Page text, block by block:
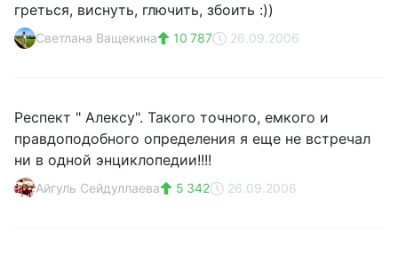
греться, виснуть, глючить, збоить :))
Светлана Ващекина 10 787 26.09.2006
Респект " Алексу". Такого точного, емкого и
правдоподобного определения я еще не встречал
ни в одной энциклопедии!!!!
Айгуль Сейдуллаева 5 342 26.09.2006